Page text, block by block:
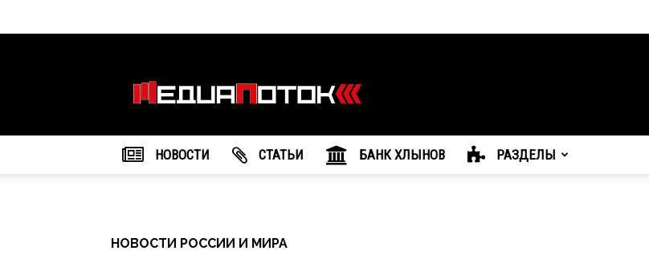
агентство
"МедиаПоток"
НОВОСТИ CТАТЬИ БАНК ХЛЫНОВ РАЗДЕЛЫ
НОВОСТИ РОССИИ И МИРА